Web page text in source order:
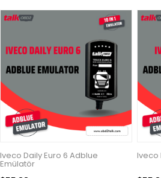
Iveco Daily Euro 6 Adblue
Emülatör
Iveco